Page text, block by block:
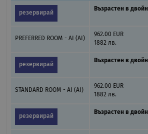
резервирай
Възрастен в
PREFERRED ROOM - AI (AI)
962.00 EUR
1882 лв.
резервирай
Възрастен в
STANDARD ROOM - AI (AI)
962.00 EUR
1882 лв.
резервирай
Възрастен в